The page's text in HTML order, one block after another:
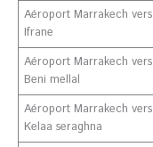
Aéroport Marrakech vers
Ifrane
Aéroport Marrakech vers
Beni mellal
Aéroport Marrakech vers
Kelaa seraghna